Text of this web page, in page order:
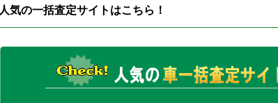
人気の一括査定サイトはこちら！